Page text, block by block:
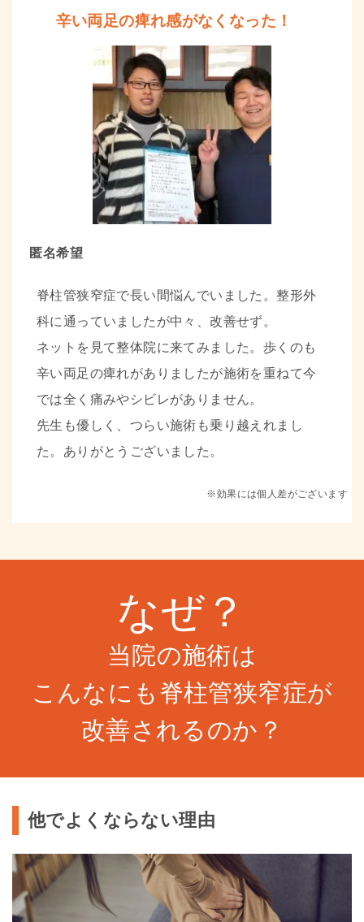
辛い両足の痺れ感がなくなった！
匿名希望
脊柱管狭窄症で長い間悩んでいました。整形外
科に通っていましたが中々、改善せず。
ネットを見て整体院に来てみました。 歩くのも
辛い両足の痺れがありましたが施術を重ねて今
では全く痛みやシビレがありません。
先生も優しく、つらい施術も乗り越えれまし
た。ありがとうございました。
※効果には個人差がございます
なぜ？
当院の施術は
こんなにも脊柱管狭窄症が
改善されるのか？
他でよくならない理由